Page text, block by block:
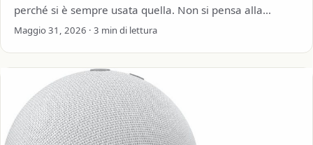
perché si è sempre usata quella. Non si pensa alla
sicurezza informatica o…
Maggio 31, 2026 · 3 min di lettura